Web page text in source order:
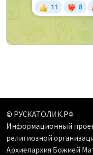
© РУСКАТОЛИК.РФ
Информационный
религиозной
Архиепархия Божией